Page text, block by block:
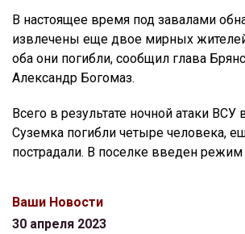
В настоящее время под завалами
извлечены еще двое мирных
оба они погибли, сообщил глава
Александр Богомаз.
Всего в результате ночной атаки ВСУ
Суземка погибли четыре человека,
пострадали. В поселке введен
Ваши Новости
30 апреля 2023